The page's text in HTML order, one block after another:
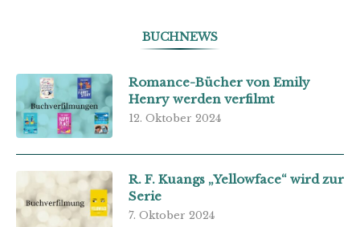
BUCHNEWS
Romance-Bücher von Emily
Henry werden verfilmt
12. Oktober 2024
R. F. Kuangs „Yellowface“ wird zur
Serie
7. Oktober 2024